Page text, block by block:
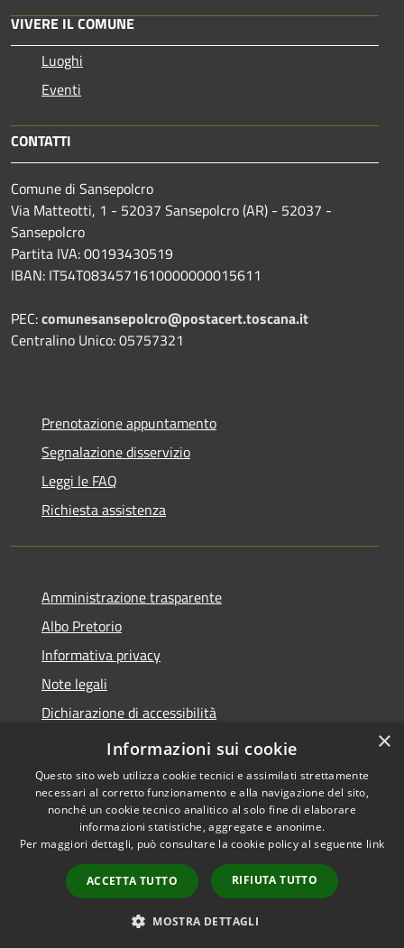
VIVERE IL COMUNE
Luoghi
Eventi
CONTATTI
Comune di Sansepolcro
Via Matteotti, 1 - 52037 Sansepolcro (AR) - 52037 -
Sansepolcro
Partita IVA: 00193430519
IBAN: IT54T0834571610000000015611
PEC:comunesansepolcro@postacert.toscana.it
Centralino Unico: 05757321
Prenotazione appuntamento
Segnalazione disservizio
Leggi le FAQ
Richiesta assistenza
Amministrazione trasparente
Albo Pretorio
Informativa privacy
Note legali
Dichiarazione di accessibilità
Piano di miglioramento dei servizi
Accessibilità
Copyright © 2026 • Comune di
Sansepolcro • Powered by
Municipium•
Accesso
redazione
×
Informazioni sui cookie
Questo sito web utilizza cookie tecnici e assimilati strettamente
necessari al corretto funzionamento e alla navigazione del sito,
nonché un cookie tecnico analitico al solo fine di elaborare
informazioni statistiche, aggregate e anonime.
Per maggiori dettagli, può consultare la cookie policy al seguente link
ACCETTA TUTTO RIFIUTA TUTTO
MOSTRA DETTAGLI